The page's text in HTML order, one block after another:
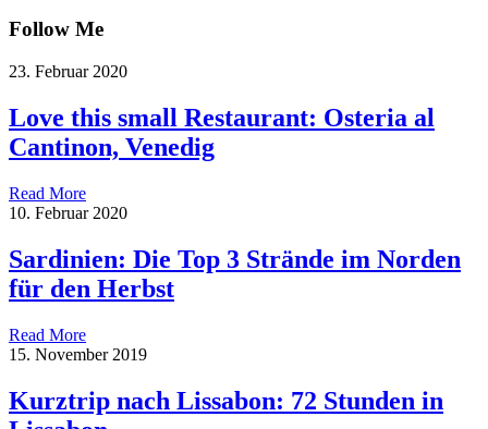
Follow Me
23. Februar 2020
Love this small Restaurant: Osteria al
Cantinon, Venedig
Read More
10. Februar 2020
Sardinien: Die Top 3 Strände im Norden
für den Herbst
Read More
15. November 2019
Kurztrip nach Lissabon: 72 Stunden in